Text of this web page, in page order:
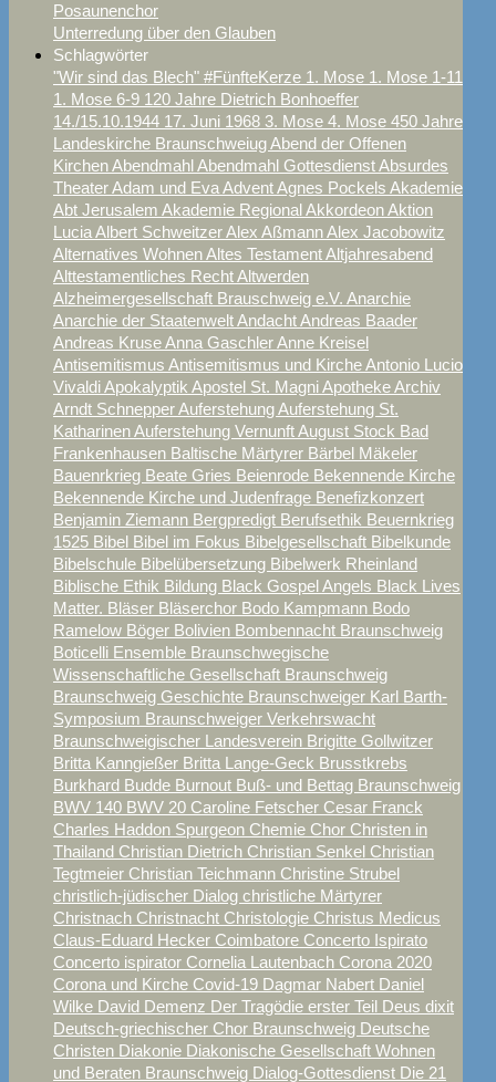
Posaunenchor
Unterredung über den Glauben
Schlagwörter
"Wir sind das Blech" #FünfteKerze 1. Mose 1. Mose 1-11
1. Mose 6-9 120 Jahre Dietrich Bonhoeffer
14./15.10.1944 17. Juni 1968 3. Mose 4. Mose 450 Jahre
Landeskirche BraunschweiugAbend der Offenen
KirchenAbendmahlAbendmahl GottesdienstAbsurdes
TheaterAdam und EvaAdventAgnes Pockels Akademie
Abt Jerusalem Akademie RegionalAkkordeonAktion
LuciaAlbert SchweitzerAlex AßmannAlex Jacobowitz
Alternatives WohnenAltes TestamentAltjahresabend
Alttestamentliches RechtAltwerden
Alzheimergesellschaft Brauschweig e.V. Anarchie
Anarchie der StaatenweltAndachtAndreas Baader
Andreas KruseAnna GaschlerAnne Kreisel
Antisemitismus Antisemitismus und KircheAntonio Lucio
VivaldiApokalyptik Apostel St. MagniApothekeArchiv
Arndt SchnepperAuferstehungAuferstehung St.
KatharinenAuferstehung VernunftAugust Stock Bad
Frankenhausen Baltische Märtyrer Bärbel Mäkeler
Bauenrkrieg Beate Gries Beienrode Bekennende Kirche
Bekennende Kirche und Judenfrage Benefizkonzert
Benjamin Ziemann Bergpredigt Berufsethik Beuernkrieg
1525 Bibel Bibel im Fokus Bibelgesellschaft Bibelkunde
Bibelschule Bibelübersetzung Bibelwerk Rheinland
Biblische Ethik Bildung Black Gospel Angels Black Lives
Matter. Bläser Bläserchor Bodo Kampmann Bodo
Ramelow Böger Bolivien Bombennacht Braunschweig
Boticelli Ensemble Braunschwegische
Wissenschaftliche Gesellschaft Braunschweig
Braunschweig Geschichte Braunschweiger Karl Barth-
Symposium Braunschweiger Verkehrswacht
Braunschweigischer Landesverein Brigitte Gollwitzer
Britta Kanngießer Britta Lange-Geck Brusstkrebs
Burkhard Budde Burnout Buß- und Bettag Braunschweig
BWV 140 BWV 20 Caroline Fetscher Cesar Franck
Charles Haddon Spurgeon Chemie Chor Christen in
Thailand Christian Dietrich Christian Senkel Christian
Tegtmeier Christian Teichmann Christine Strubel
christlich-jüdischer Dialog christliche Märtyrer
Christnach Christnacht Christologie Christus Medicus
Claus-Eduard Hecker Coimbatore Concerto Ispirato
Concerto ispirator Cornelia Lautenbach Corona 2020
Corona und Kirche Covid-19 Dagmar Nabert Daniel
Wilke David Demenz Der Tragödie erster Teil Deus dixit
Deutsch-griechischer Chor Braunschweig Deutsche
Christen Diakonie Diakonische Gesellschaft Wohnen
und Beraten Braunschweig Dialog-Gottesdienst Die 21